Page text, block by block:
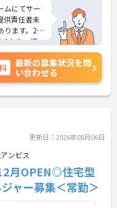
ムにてサー
供責任者未
ります。20
1から一緒
間休日は11
です。ご興
、さらに詳
談くださ
最新の募集状況を問
い合わせる
更新日：2026年08月06日
ンビス
月OPEN◎住宅型
ャー募集＜常勤＞